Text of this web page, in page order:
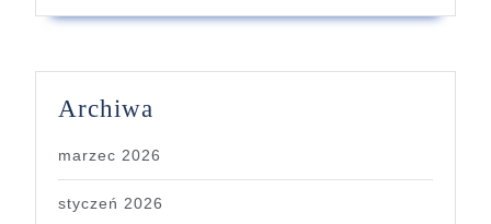
Archiwa
marzec 2026
styczeń 2026